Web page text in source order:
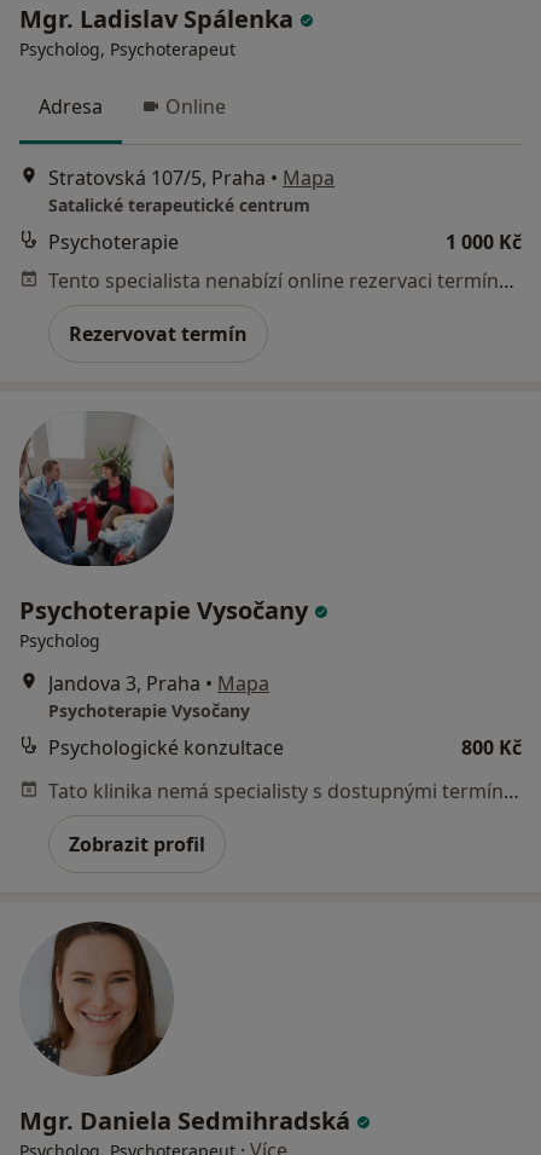
Mgr. Ladislav Spálenka
Psycholog, Psychoterapeut
Adresa Online
Stratovská 107/5, Praha • Mapa
Satalické terapeutické centrum
Psychoterapie
1 000 Kč
Tento specialista nenabízí online rezervaci termínu na této adrese.
Rezervovat termín
Psychoterapie Vysočany
Psycholog
Jandova 3, Praha • Mapa
Psychoterapie Vysočany
Psychologické konzultace
800 Kč
Tato klinika nemá specialisty s dostupnými termíny v online kalendáři
Zobrazit profil
Mgr. Daniela Sedmihradská